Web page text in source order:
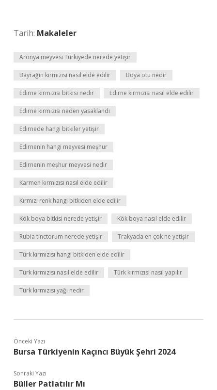
Tarih: Makaleler
Aronya meyvesi Türkiyede nerede yetişir
Bayrağın kırmızısı nasıl elde edilir Boya otu nedir
Edirne kırmızısı bitkisi nedir Edirne kırmızısı nasıl elde edilir
Edirne kırmızısı neden yasaklandı
Edirnede hangi bitkiler yetişir
Edirnenin hangi meyvesi meşhur
Edirnenin meşhur meyvesi nedir
Karmen kırmızısı nasıl elde edilir
Kırmızı renk hangi bitkiden elde edilir
Kök boya bitkisi nerede yetişir Kök boya nasıl elde edilir
Rubia tinctorum nerede yetişir Trakyada en çok ne yetişir
Türk kırmızısı hangi bitkiden elde edilir
Türk kırmızısı nasıl elde edilir Türk kırmızısı nasıl yapılır
Türk kırmızısı yağı nedir
Önceki Yazı
Bursa Türkiyenin Kaçıncı Büyük Şehri 2024
Sonraki Yazı
Büller Patlatılır Mı